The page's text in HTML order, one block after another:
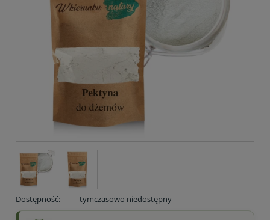
Dostępność: tymczasowo niedostępny